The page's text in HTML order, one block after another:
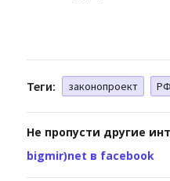
Теги: законопроект РФ
Не пропусти другие
bigmir)net в facebook